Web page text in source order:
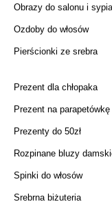
Obrazy do salonu i
Ozdoby do włosów
Pierścionki ze srebra
Prezent dla chłopaka
Prezent na parapetówkę
Prezenty do 50zł
Rozpinane bluzy
Spinki do włosów
Srebrna biżuteria